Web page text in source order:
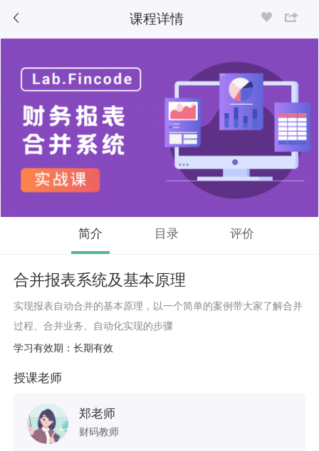
课程详情
简介 目录 评价
合并报表系统及基本原理
实现报表自动合并的基本原理，以一个简单的案例带大家了解合并
过程、合并业务、自动化实现的步骤
学习有效期：长期有效
授课老师
郑老师
财码教师